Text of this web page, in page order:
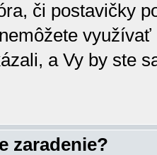
či postavičky
a Vy by ste
zaradenie?